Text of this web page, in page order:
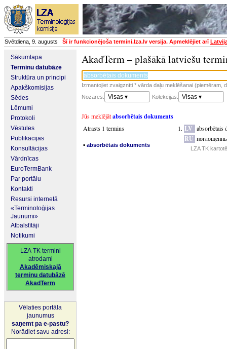
Svētdiena, 9. augusts Šī ir funkcionējoša termini.lza.lv versija. Apmeklējiet arī
Sākumlapa
Terminu datubāze
Struktūra un principi
Apakškomisijas
Sēdes
Lēmumi
Protokoli
Vēstules
Publikācijas
Konsultācijas
Vārdnīcas
EuroTermBank
Par portālu
Kontakti
Resursi internetā
«Terminoloģijas
Jaunumi»
Atbalstītāji
Notikumi
LZA TK termini
atrodami
Akadēmiskajā
terminu datubāzē
AkadTerm
Vēlaties portāla
jaunumus
saņemt pa e-pastu?
Norādiet savu adresi:
AkadTerm – plašākā latviešu
Izmantojiet zvaigznīti * vārda daļu meklēšanai (piemēram,
Nozares:
Visas ▾ Kolekcijas: Visas ▾
Jūs meklējātabsorbētais dokuments
Atrasts 1 termins
▪ absorbētais dokuments
LV absorbētais
RU
LZA TK